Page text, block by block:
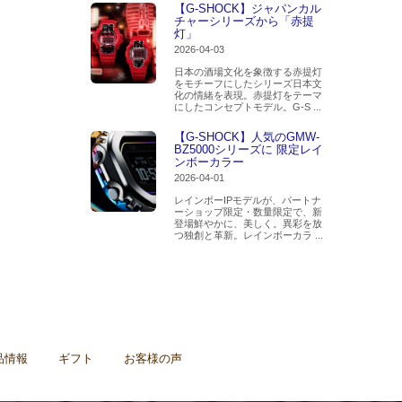
【G-SHOCK】ジャパンカル
チャーシリーズから「赤提
灯」
2026-04-03
日本の酒場文化を象徴する赤提灯
をモチーフにしたシリーズ日本文
化の情緒を表現。赤提灯をテーマ
にしたコンセプトモデル。G-S ...
【G-SHOCK】人気のGMW-
BZ5000シリーズに 限定レイ
ンボーカラー
2026-04-01
レインボーIPモデルが、パートナ
ーショップ限定・数量限定で、新
登場鮮やかに、美しく。異彩を放
つ独創と革新。レインボーカラ ...
情報 ギフト お客様の声